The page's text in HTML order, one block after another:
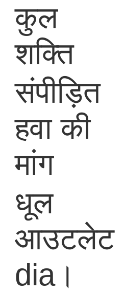
कुल
शक्ति
संपीड़ित
हवा की
मांग
धूल
आउटलेट
dia।